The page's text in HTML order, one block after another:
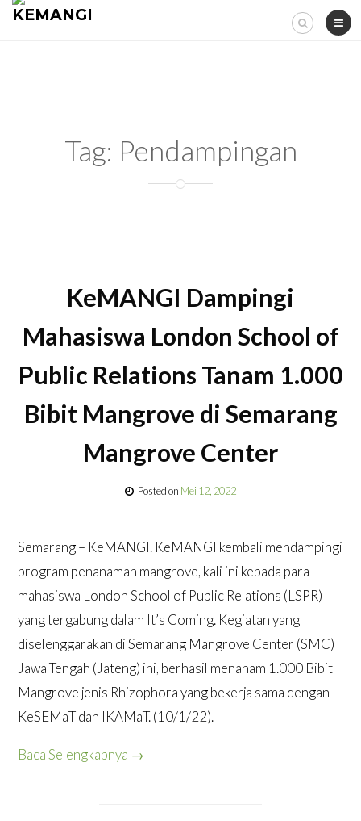
Skip
Tag: Pendampingan
KeMANGI Dampingi
Mahasiswa London School of
Public Relations Tanam 1.000
Bibit Mangrove di Semarang
Mangrove Center
Posted on Mei 12, 2022
Semarang – KeMANGI. KeMANGI kembali mendampingi
program penanaman mangrove, kali ini kepada para
mahasiswa London School of Public Relations (LSPR)
yang tergabung dalam It’s Coming. Kegiatan yang
diselenggarakan di Semarang Mangrove Center (SMC)
Jawa Tengah (Jateng) ini, berhasil menanam 1.000 Bibit
Mangrove jenis Rhizophora yang bekerja sama dengan
KeSEMaT dan IKAMaT. (10/1/22).
Baca Selengkapnya →